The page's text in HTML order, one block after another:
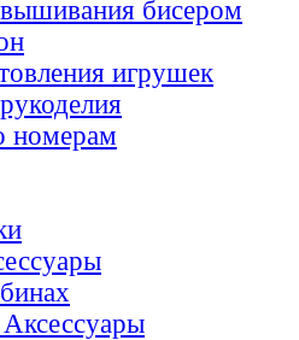
бисером
игрушек
номерам